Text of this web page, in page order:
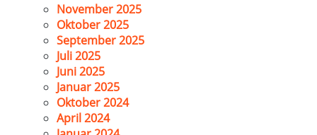
November 2025
Oktober 2025
September 2025
Juli 2025
Juni 2025
Januar 2025
Oktober 2024
April 2024